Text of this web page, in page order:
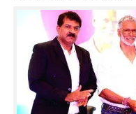
LIFESTYLE
SPIRITUAL
INFO+